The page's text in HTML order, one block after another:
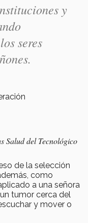
y
seres
Salud del Tecnológico
de la selección
como
a una señora
tumor cerca del
y mover o